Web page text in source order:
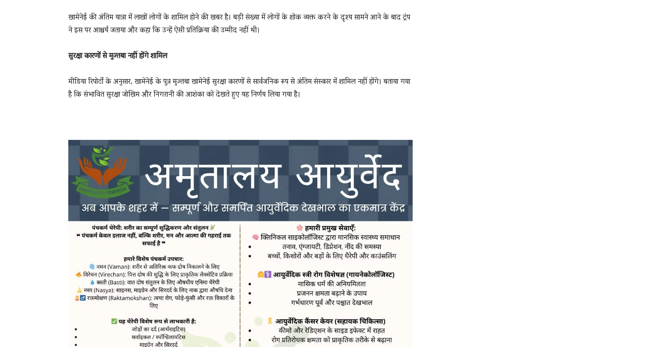
खामेनेई की अंतिम यात्रा में लाखों लोगों के शामिल होने की खबर है। बड़ी संख्या में लोगों के शोक व्यक्त करने के दृश्य सामने आने के बाद ट्रंप
ने इस पर आश्चर्य जताया और कहा कि उन्हें ऐसी प्रतिक्रिया की उम्मीद नहीं थी।
सुरक्षा कारणों से मुज्तबा नहीं होंगे शामिल
मीडिया रिपोर्टों के अनुसार, खामेनेई के पुत्र मुज्तबा खामेनेई सुरक्षा कारणों से सार्वजनिक रूप से अंतिम संस्कार में शामिल नहीं होंगे। बताया गया
है कि संभावित सुरक्षा जोखिम और निगरानी की आशंका को देखते हुए यह निर्णय लिया गया है।